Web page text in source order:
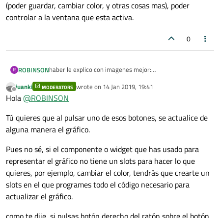
(poder guardar, cambiar color, y otras cosas mas), poder
controlar a la ventana que esta activa.
0
R ROBINSONhaber le explico con imagenes mejor:
en la imagen se puede observar que se pueden abrir
varias ventanas que estan contenidas en un qmdiarea.
lo que deseo es controlar las imagenes como se muestra.
Con dichos botenes marcados deseo controlar el el
grafico (poder guardar, cambiar color, y otras cosas mas),
poder controlar a la ventana que esta activa.
Offline
juanki MODERATORS wrote on 14 Jan 2019, 19:41
last edited by
Hola@ROBINSON
Tú quieres que al pulsar uno de esos botones, se actualice de
alguna manera el gráfico.
Pues no sé, si el componente o widget que has usado para
representar el gráfico no tiene un slots para hacer lo que
quieres, por ejemplo, cambiar el color, tendrás que crearte un
slots en el que programes todo el código necesario para
actualizar el gráfico.